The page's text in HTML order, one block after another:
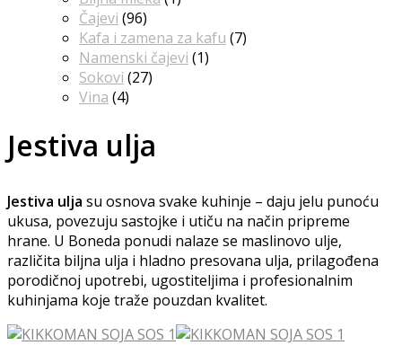
Čajevi (96)
Kafa i zamena za kafu (7)
Namenski čajevi (1)
Sokovi (27)
Vina (4)
Jestiva ulja
Jestiva ulja su osnova svake kuhinje – daju jelu punoću
ukusa, povezuju sastojke i utiču na način pripreme
hrane. U Boneda ponudi nalaze se maslinovo ulje,
različita biljna ulja i hladno presovana ulja, prilagođena
porodičnoj upotrebi, ugostiteljima i profesionalnim
kuhinjama koje traže pouzdan kvalitet.